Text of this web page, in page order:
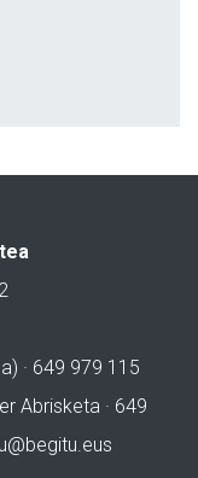
· 649 979 115
Abrisketa · 649